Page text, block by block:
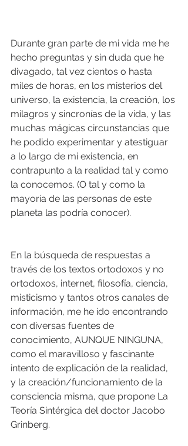
Durante gran parte de mi vida me he
hecho preguntas y sin duda que he
divagado, tal vez cientos o hasta
miles de horas, en los misterios del
universo, la existencia, la creación, los
milagros y sincronías de la vida, y las
muchas mágicas circunstancias que
he podido experimentar y atestiguar
a lo largo de mi existencia, en
contrapunto a la realidad tal y como
la conocemos. (O tal y como la
mayoría de las personas de este
planeta las podría conocer).
En la búsqueda de respuestas a
través de los textos ortodoxos y no
ortodoxos, internet, filosofía, ciencia,
misticismo y tantos otros canales de
información, me he ido encontrando
con diversas fuentes de
conocimiento, AUNQUE NINGUNA,
como el maravilloso y fascinante
intento de explicación de la realidad,
y la creación/funcionamiento de la
consciencia misma, que propone La
Teoría Sintérgica del doctor Jacobo
Grinberg.